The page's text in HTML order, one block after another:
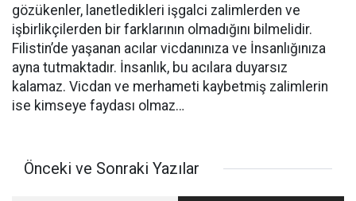
gözükenler, lanetledikleri işgalci zalimlerden ve
işbirlikçilerden bir farklarının olmadığını bilmelidir.
Filistin’de yaşanan acılar vicdanınıza ve İnsanlığınıza
ayna tutmaktadır. İnsanlık, bu acılara duyarsız
kalamaz. Vicdan ve merhameti kaybetmiş zalimlerin
ise kimseye faydası olmaz…
Önceki ve Sonraki Yazılar